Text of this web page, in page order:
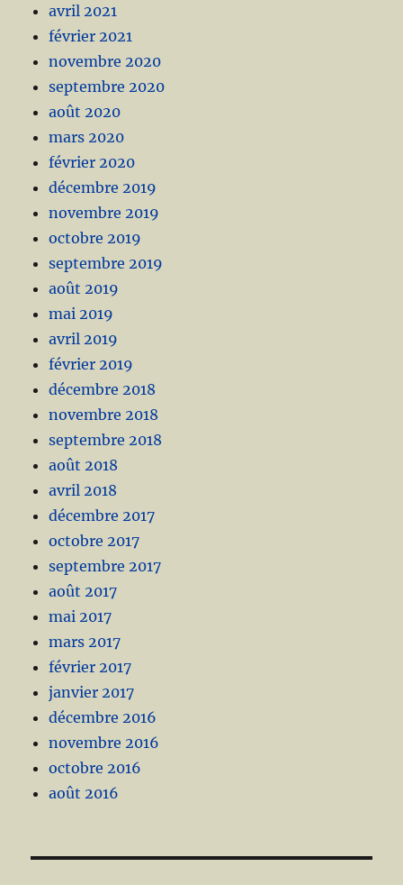
avril 2021
février 2021
novembre 2020
septembre 2020
août 2020
mars 2020
février 2020
décembre 2019
novembre 2019
octobre 2019
septembre 2019
août 2019
mai 2019
avril 2019
février 2019
décembre 2018
novembre 2018
septembre 2018
août 2018
avril 2018
décembre 2017
octobre 2017
septembre 2017
août 2017
mai 2017
mars 2017
février 2017
janvier 2017
décembre 2016
novembre 2016
octobre 2016
août 2016